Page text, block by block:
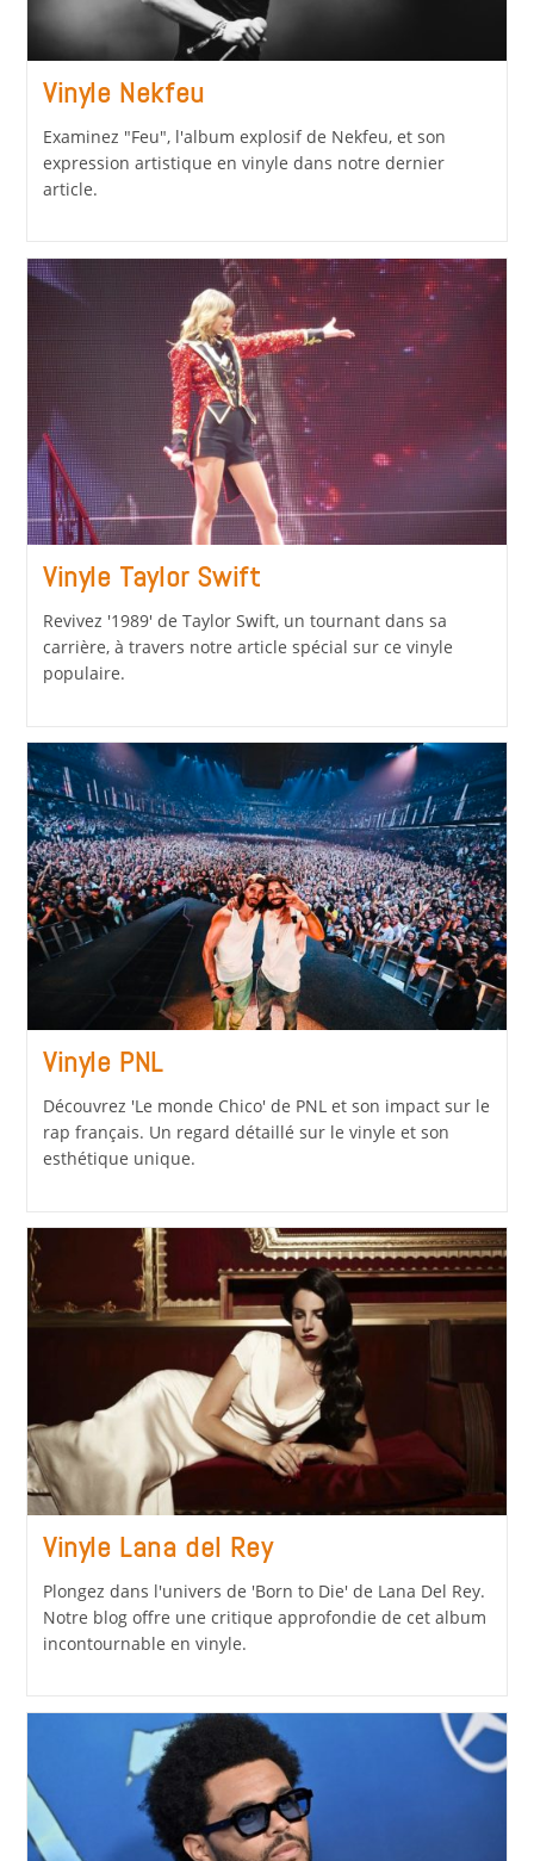
Vinyle Nekfeu
Examinez "Feu", l'album explosif de Nekfeu, et son
expression artistique en vinyle dans notre dernier
article.
Vinyle Taylor Swift
Revivez '1989' de Taylor Swift, un tournant dans sa
carrière, à travers notre article spécial sur ce vinyle
populaire.
Vinyle PNL
Découvrez 'Le monde Chico' de PNL et son impact sur le
rap français. Un regard détaillé sur le vinyle et son
esthétique unique.
Vinyle Lana del Rey
Plongez dans l'univers de 'Born to Die' de Lana Del Rey.
Notre blog offre une critique approfondie de cet album
incontournable en vinyle.